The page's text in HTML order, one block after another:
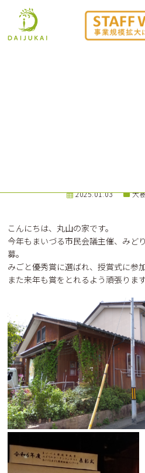
2025.01.03 大
こんにちは、丸山の家です。
今年もまいづる市民会議主催、みど
募。
みごと優秀賞に選ばれ、授賞式に参
また来年も賞をとれるよう頑張ります